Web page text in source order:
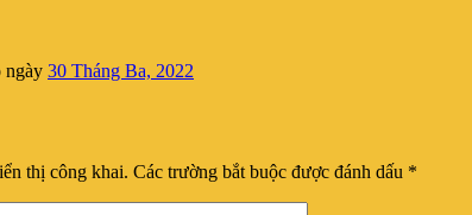
ngày 30 Tháng Ba, 2022
thị công khai. Các trường bắt buộc được đánh dấu *